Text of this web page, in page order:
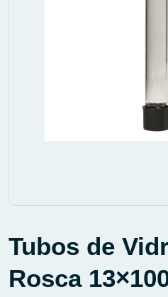
Tubos de
Rosca